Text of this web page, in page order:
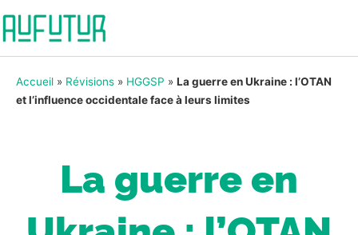
Accueil » Révisions » HGGSP » La guerre en Ukraine : l’OTAN
et l’influence occidentale face à leurs limites
La guerre en